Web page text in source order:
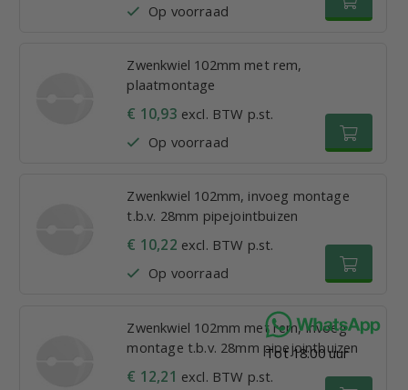
Op voorraad
Zwenkwiel 102mm met rem,
plaatmontage
€ 10,93 excl. BTW p.st.
Op voorraad
Zwenkwiel 102mm, invoeg montage
t.b.v. 28mm pipejointbuizen
€ 10,22 excl. BTW p.st.
Op voorraad
Zwenkwiel 102mm met rem, invoeg
montage t.b.v. 28mm pipejointbuizen
€ 12,21 excl. BTW p.st.
Tot 18:00 uur